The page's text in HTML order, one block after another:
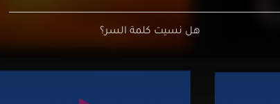
هل نسيت كلمة السر؟